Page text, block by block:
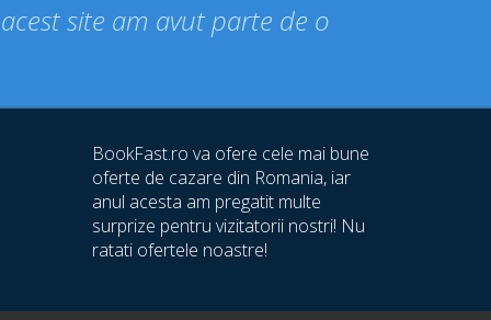
site am avut parte de o
BookFast.ro va ofere cele mai bune
oferte de cazare din Romania, iar
anul acesta am pregatit multe
surprize pentru vizitatorii nostri! Nu
ratati ofertele noastre!